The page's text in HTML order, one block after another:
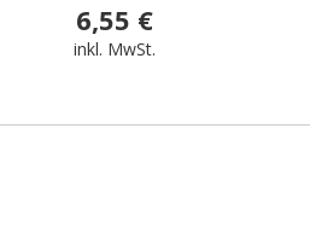
6,55 €
inkl. MwSt.